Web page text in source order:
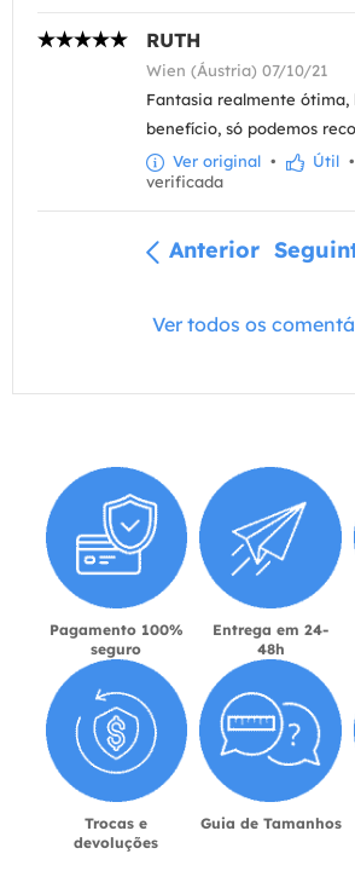
RUTH
Wien (Áustria) 07/10/21
Fantasia realmente ótima,
benefício, só podemos
Ver original • Útil •
verificada
Anterior
Ver todos os
Pagamento 100%
seguro
Entrega em 24-
48h
Trocas e
devoluções
Guia de Tamanhos